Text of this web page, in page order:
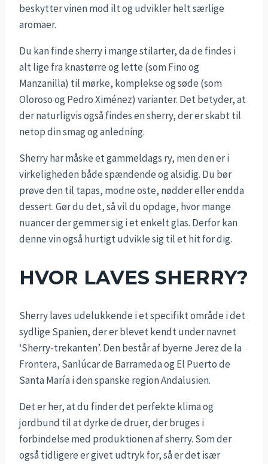
beskytter vinen mod ilt og udvikler helt særlige
aromaer.
Du kan finde sherry i mange stilarter, da de findes i
alt lige fra knastørre og lette (som Fino og
Manzanilla) til mørke, komplekse og søde (som
Oloroso og Pedro Ximénez) varianter. Det betyder, at
der naturligvis også findes en sherry, der er skabt til
netop din smag og anledning.
Sherry har måske et gammeldags ry, men den er i
virkeligheden både spændende og alsidig. Du bør
prøve den til tapas, modne oste, nødder eller endda
dessert. Gør du det, så vil du opdage, hvor mange
nuancer der gemmer sig i et enkelt glas. Derfor kan
denne vin også hurtigt udvikle sig til et hit for dig.
HVOR LAVES SHERRY?
Sherry laves udelukkende i et specifikt område i det
sydlige Spanien, der er blevet kendt under navnet
‘Sherry-trekanten’. Den består af byerne Jerez de la
Frontera, Sanlúcar de Barrameda og El Puerto de
Santa María i den spanske region Andalusien.
Det er her, at du finder det perfekte klima og
jordbund til at dyrke de druer, der bruges i
forbindelse med produktionen af sherry. Som der
også tidligere er givet udtryk for, så er det især